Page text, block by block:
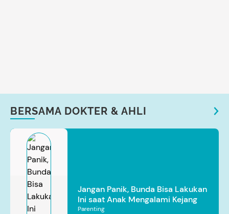
BERSAMA DOKTER & AHLI
Jangan Panik, Bunda Bisa Lakukan
Ini saat Anak Mengalami Kejang
Parenting